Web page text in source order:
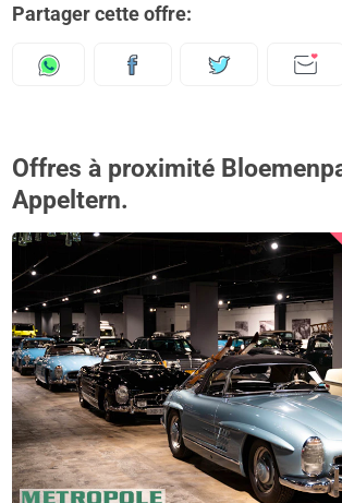
Partager cette offre:
Offres à proximité
Appeltern.